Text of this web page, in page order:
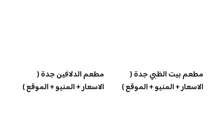
مطعم بيت الظبي جدة (
الاسعار + المنيو + الموقع )
مطعم الدلافين جدة (
الاسعار + المنيو + الموقع )